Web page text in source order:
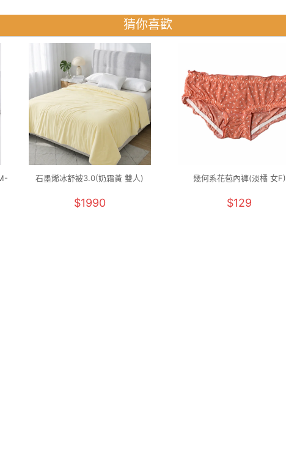
猜你喜歡
石墨烯冰舒被3.0(奶霜黃 雙人)
$1990
幾何系花苞內褲(淡橘 女F)
$129